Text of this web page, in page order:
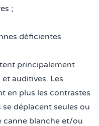
;
déficientes
principalement
auditives. Les
en plus les contrastes
déplacent seules ou
canne blanche et/ou